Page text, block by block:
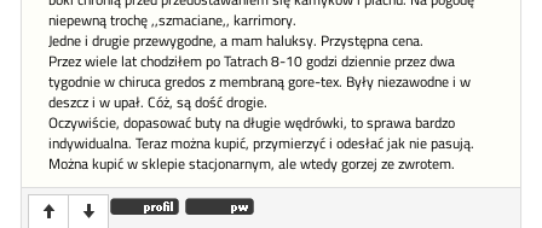
niepewną trochę ,,szmaciane,, karrimory.
Jedne i drugie przewygodne, a mam haluksy. Przystępna cena.
Przez wiele lat chodziłem po Tatrach 8-10 godzi dziennie przez dwa
tygodnie w chiruca gredos z membraną gore-tex. Były niezawodne i w
deszcz i w upał. Cóż, są dość drogie.
Oczywiście, dopasować buty na długie wędrówki, to sprawa bardzo
indywidualna. Teraz można kupić, przymierzyć i odesłać jak nie pasują.
Można kupić w sklepie stacjonarnym, ale wtedy gorzej ze zwrotem.